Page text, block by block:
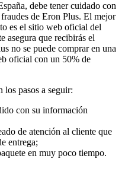
debe tener cuidado con
de Eron Plus. El mejor
es el sitio web oficial del
asegura que recibirás el
no se puede comprar en una
oficial con un 50% de
los pasos a seguir:
con su información
de atención al cliente que
entrega;
en muy poco tiempo.